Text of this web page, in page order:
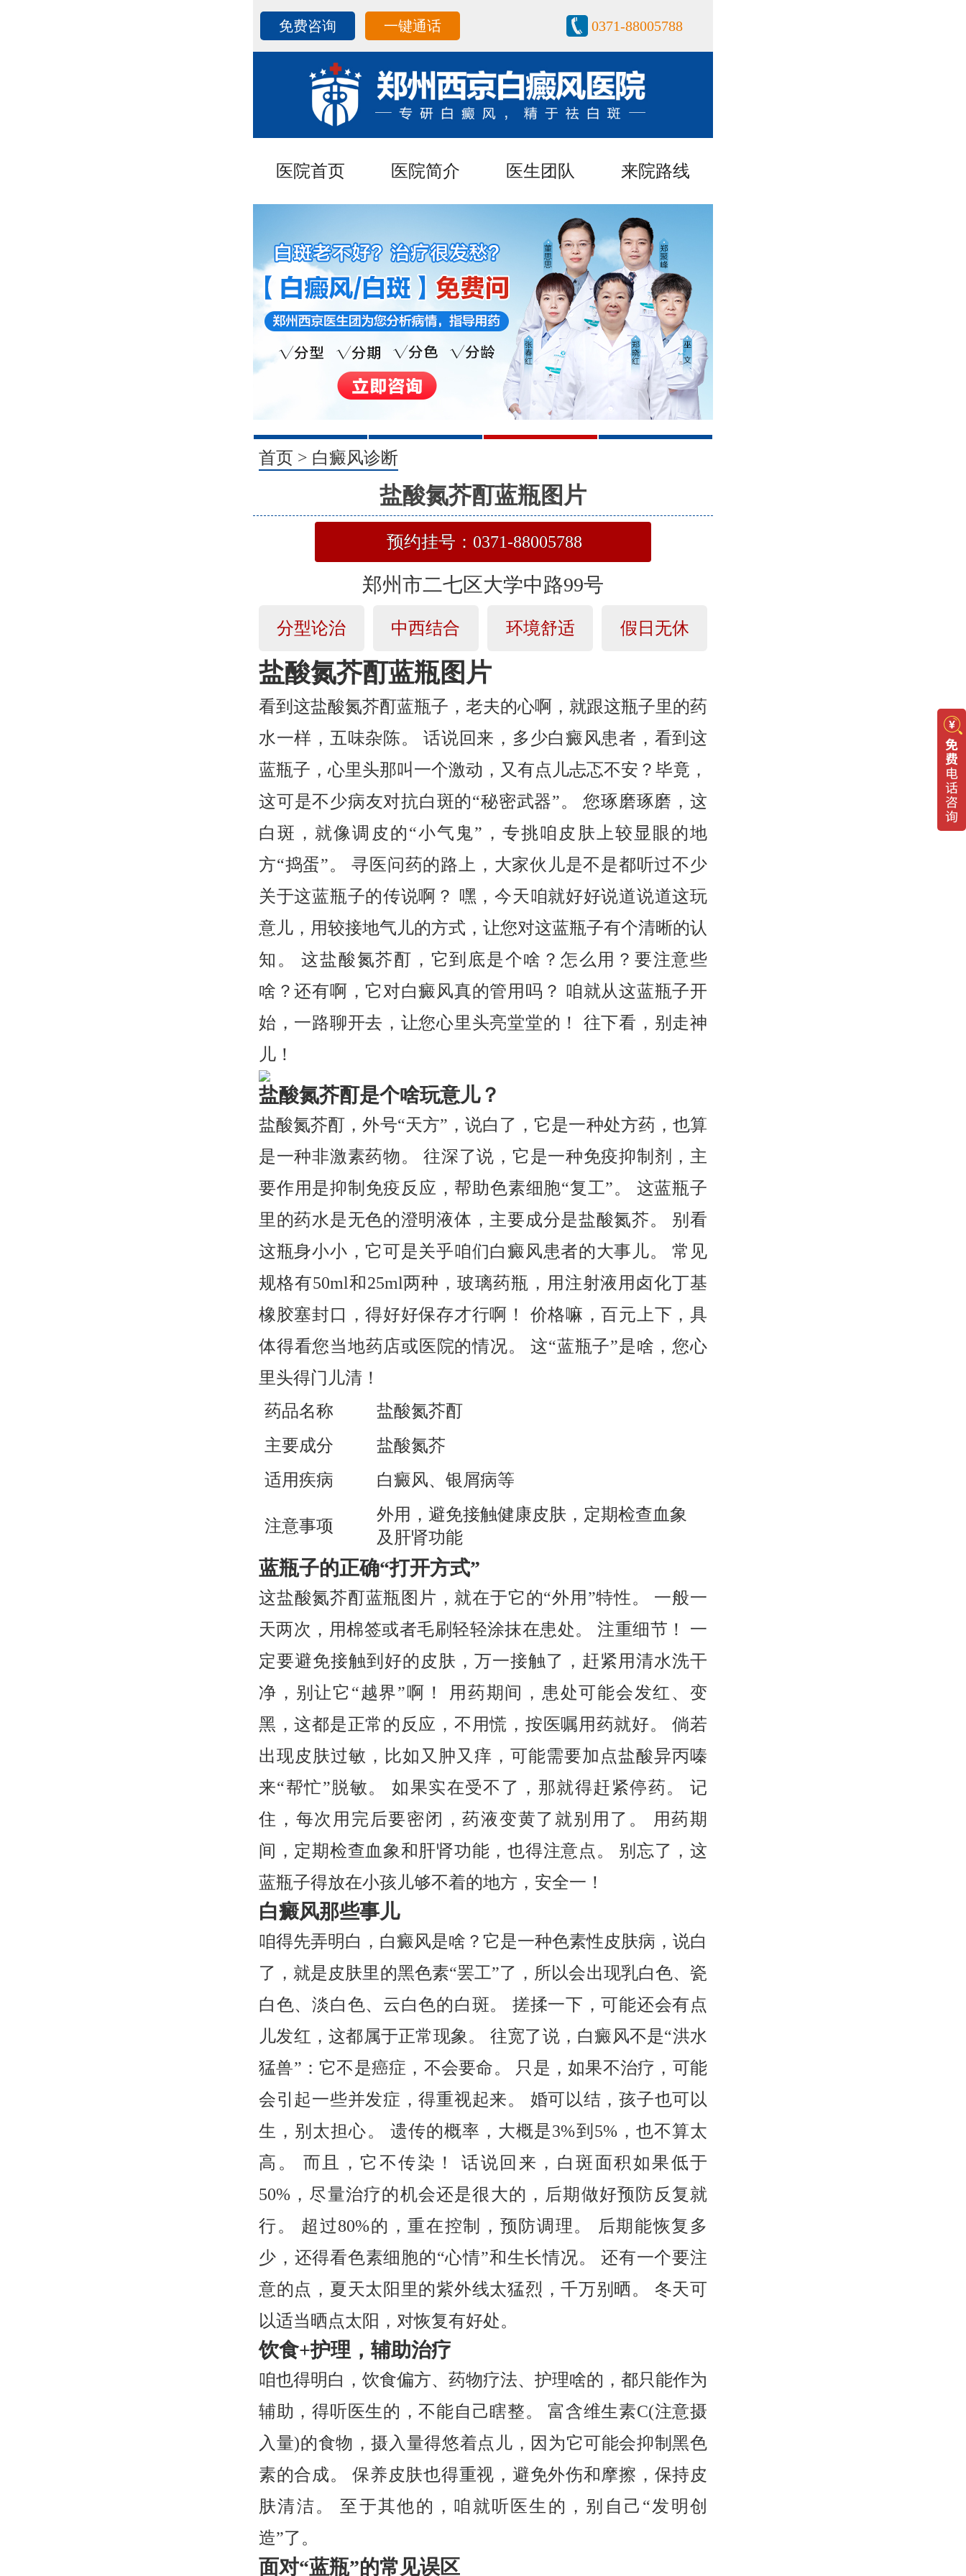
免费咨询 一键通话 0371-88005788
医院首页 医院简介 医生团队 来院路线
1 2 3 4
首页 > 白癜风诊断
盐酸氮芥酊蓝瓶图片
预约挂号：0371-88005788
郑州市二七区大学中路99号
分型论治 中西结合 环境舒适 假日无休
盐酸氮芥酊蓝瓶图片
看到这盐酸氮芥酊蓝瓶子，老夫的心啊，就跟这瓶子里的药
水一样，五味杂陈。 话说回来，多少白癜风患者，看到这
蓝瓶子，心里头那叫一个激动，又有点儿忐忑不安？毕竟，
这可是不少病友对抗白斑的“秘密武器”。 您琢磨琢磨，这
白斑，就像调皮的“小气鬼”，专挑咱皮肤上较显眼的地
方“捣蛋”。 寻医问药的路上，大家伙儿是不是都听过不少
关于这蓝瓶子的传说啊？ 嘿，今天咱就好好说道说道这玩
意儿，用较接地气儿的方式，让您对这蓝瓶子有个清晰的认
知。 这盐酸氮芥酊，它到底是个啥？怎么用？要注意些
啥？还有啊，它对白癜风真的管用吗？ 咱就从这蓝瓶子开
始，一路聊开去，让您心里头亮堂堂的！ 往下看，别走神
儿！
盐酸氮芥酊是个啥玩意儿？
盐酸氮芥酊，外号“天方”，说白了，它是一种处方药，也算
是一种非激素药物。 往深了说，它是一种免疫抑制剂，主
要作用是抑制免疫反应，帮助色素细胞“复工”。 这蓝瓶子
里的药水是无色的澄明液体，主要成分是盐酸氮芥。 别看
这瓶身小小，它可是关乎咱们白癜风患者的大事儿。 常见
规格有50ml和25ml两种，玻璃药瓶，用注射液用卤化丁基
橡胶塞封口，得好好保存才行啊！ 价格嘛，百元上下，具
体得看您当地药店或医院的情况。 这“蓝瓶子”是啥，您心
里头得门儿清！
药品名称
盐酸氮芥酊
主要成分
盐酸氮芥
适用疾病
白癜风、银屑病等
注意事项
外用，避免接触健康皮肤，定期检查血象
及肝肾功能
蓝瓶子的正确“打开方式”
这盐酸氮芥酊蓝瓶图片，就在于它的“外用”特性。 一般一
天两次，用棉签或者毛刷轻轻涂抹在患处。 注重细节！ 一
定要避免接触到好的皮肤，万一接触了，赶紧用清水洗干
净，别让它“越界”啊！ 用药期间，患处可能会发红、变
黑，这都是正常的反应，不用慌，按医嘱用药就好。 倘若
出现皮肤过敏，比如又肿又痒，可能需要加点盐酸异丙嗪
来“帮忙”脱敏。 如果实在受不了，那就得赶紧停药。 记
住，每次用完后要密闭，药液变黄了就别用了。 用药期
间，定期检查血象和肝肾功能，也得注意点。 别忘了，这
蓝瓶子得放在小孩儿够不着的地方，安全一！
白癜风那些事儿
咱得先弄明白，白癜风是啥？它是一种色素性皮肤病，说白
了，就是皮肤里的黑色素“罢工”了，所以会出现乳白色、瓷
白色、淡白色、云白色的白斑。 搓揉一下，可能还会有点
儿发红，这都属于正常现象。 往宽了说，白癜风不是“洪水
猛兽”：它不是癌症，不会要命。 只是，如果不治疗，可能
会引起一些并发症，得重视起来。 婚可以结，孩子也可以
生，别太担心。 遗传的概率，大概是3%到5%，也不算太
高。 而且，它不传染！ 话说回来，白斑面积如果低于
50%，尽量治疗的机会还是很大的，后期做好预防反复就
行。 超过80%的，重在控制，预防调理。 后期能恢复多
少，还得看色素细胞的“心情”和生长情况。 还有一个要注
意的点，夏天太阳里的紫外线太猛烈，千万别晒。 冬天可
以适当晒点太阳，对恢复有好处。
饮食+护理，辅助治疗
咱也得明白，饮食偏方、药物疗法、护理啥的，都只能作为
辅助，得听医生的，不能自己瞎整。 富含维生素C(注意摄
入量)的食物，摄入量得悠着点儿，因为它可能会抑制黑色
素的合成。 保养皮肤也得重视，避免外伤和摩擦，保持皮
肤清洁。 至于其他的，咱就听医生的，别自己“发明创
造”了。
面对“蓝瓶”的常见误区